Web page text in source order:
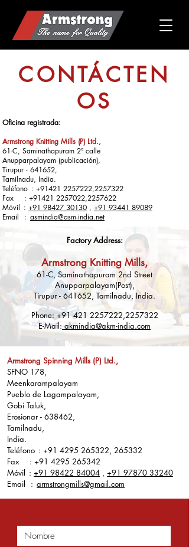
CONTÁCTEN
OS
Oficina registrada:
Armstrong Knitting Mills (P) Ltd.,
61-C, Saminathapuram 2ª calle
Anupparpalayam (publicación),
Tirupur - 641652,
Tamilnadu, India.
Teléfono : +91421 2257222,2257322
Fax
: +91421 2257022,2257622
Móvil : +91 98427 30130 , +91 93441 89089
Email
: asmindia@asm-india.net
Factory Address:
Armstrong Knitting Mills,
61-C, Saminathapuram 2nd Street
Anupparpalayam(Post),
Tirupur - 641652, Tamilnadu, India.
Phone:+91 421 2257222,2257322
E-Mail: akmindia@akm-india.com
Armstrong Spinning Mills (P) Ltd.,
SFNO 178,
Meenkarampalayam
Pueblo de Lagampalayam,
Gobi Taluk,
Erosionar - 638462,
Tamilnadu,
India.
Teléfono : +91 4295 265322, 265332
Fax
: +91 4295 265342
Móvil : +91 98422 84004 , +91 97870 33240
Email
: armstrongmills@gmail.com